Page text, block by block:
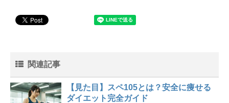
関連記事
【見た目】スペ105とは？安全に痩せる
ダイエット完全ガイド